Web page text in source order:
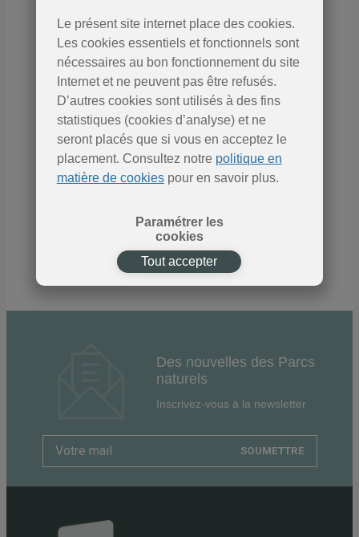
Des nouvelles des Parcs
naturels
Inscrivez-vous à la newsletter
SOUMETTRE
Le présent site internet place des cookies.
Les cookies essentiels et fonctionnels sont
nécessaires au bon fonctionnement du site
Internet et ne peuvent pas être refusés.
D’autres cookies sont utilisés à des fins
statistiques (cookies d’analyse) et ne
seront placés que si vous en acceptez le
placement. Consultez notre politique en
matière de cookiespour en savoir plus.
Paramétrer les
cookies
Tout accepter